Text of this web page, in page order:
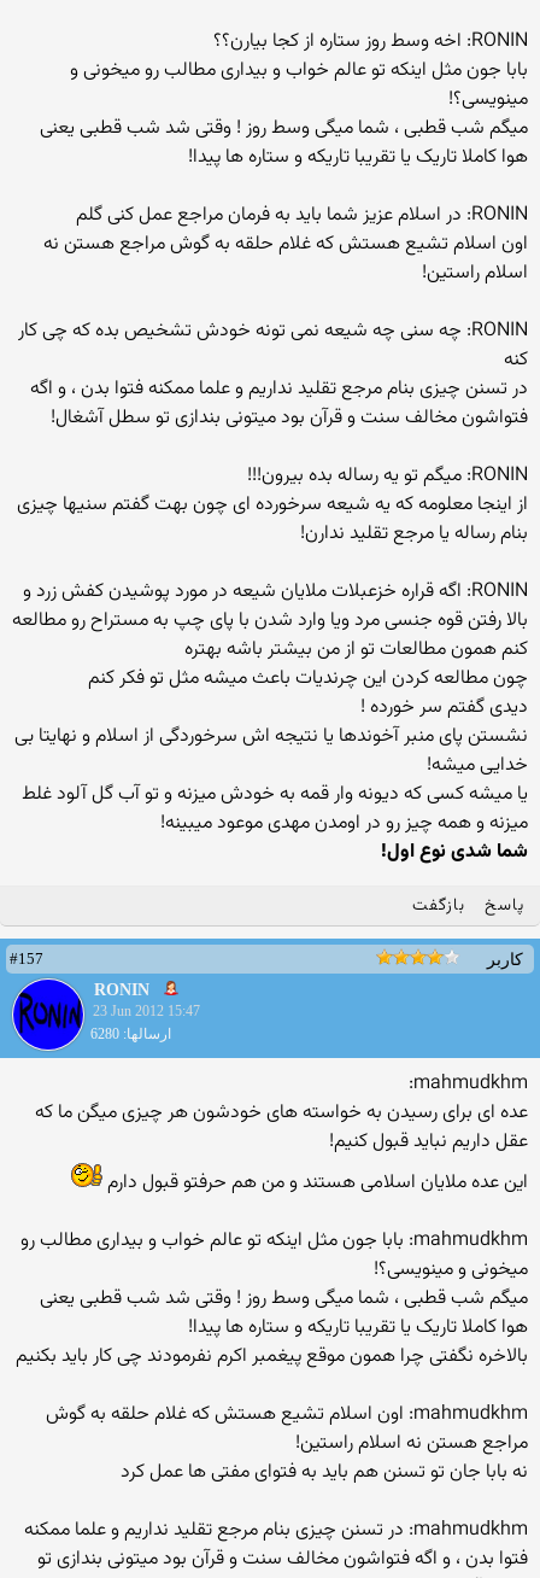
RONIN: اخه وسط روز ستاره از کجا بیارن؟؟
بابا جون مثل اینکه تو عالم خواب و بیداری مطالب رو میخونی و
مینویسی؟!
میگم شب قطبی ، شما میگی وسط روز ! وقتی شد شب قطبی یعنی
هوا کاملا تاریک یا تقریبا تاریکه و ستاره ها پیدا!
RONIN: در اسلام عزیز شما باید به فرمان مراجع عمل کنی گلم
اون اسلام تشیع هستش که غلام حلقه به گوش مراجع هستن نه
اسلام راستین!
RONIN: چه سنی چه شیعه نمی تونه خودش تشخیص بده که چی کار
کنه
در تسنن چیزی بنام مرجع تقلید نداریم و علما ممکنه فتوا بدن ، و اگه
فتواشون مخالف سنت و قرآن بود میتونی بندازی تو سطل آشغال!
RONIN: میگم تو یه رساله بده بیرون!!!
از اینجا معلومه که یه شیعه سرخورده ای چون بهت گفتم سنیها چیزی
بنام رساله یا مرجع تقلید ندارن!
RONIN: اگه قراره خزعبلات ملایان شیعه در مورد پوشیدن کفش زرد و
بالا رفتن قوه جنسی مرد ویا وارد شدن با پای چپ به مستراح رو مطالعه
کنم همون مطالعات تو از من بیشتر باشه بهتره
چون مطالعه کردن این چرندیات باعث میشه مثل تو فکر کنم
دیدی گفتم سر خورده !
نشستن پای منبر آخوندها یا نتیجه اش سرخوردگی از اسلام و نهایتا بی
خدایی میشه!
یا میشه کسی که دیونه وار قمه به خودش میزنه و تو آب گل آلود غلط
میزنه و همه چیز رو در اومدن مهدی موعود میبینه!
شما شدی نوع اول!
پاسخ بازگفت
کاربر
#157
RONIN
23 Jun 2012 15:47
ارسالها: 6280
mahmudkhm:
عده ای برای رسیدن به خواسته های خودشون هر چیزی میگن ما که
عقل داریم نباید قبول کنیم!
این عده ملایان اسلامی هستند و من هم حرفتو قبول دارم
mahmudkhm: بابا جون مثل اینکه تو عالم خواب و بیداری مطالب رو
میخونی و مینویسی؟!
میگم شب قطبی ، شما میگی وسط روز ! وقتی شد شب قطبی یعنی
هوا کاملا تاریک یا تقریبا تاریکه و ستاره ها پیدا!
بالاخره نگفتی چرا همون موقع پیغمبر اکرم نفرمودند چی کار باید بکنیم
mahmudkhm: اون اسلام تشیع هستش که غلام حلقه به گوش
مراجع هستن نه اسلام راستین!
نه بابا جان تو تسنن هم باید به فتوای مفتی ها عمل کرد
mahmudkhm: در تسنن چیزی بنام مرجع تقلید نداریم و علما ممکنه
فتوا بدن ، و اگه فتواشون مخالف سنت و قرآن بود میتونی بندازی تو